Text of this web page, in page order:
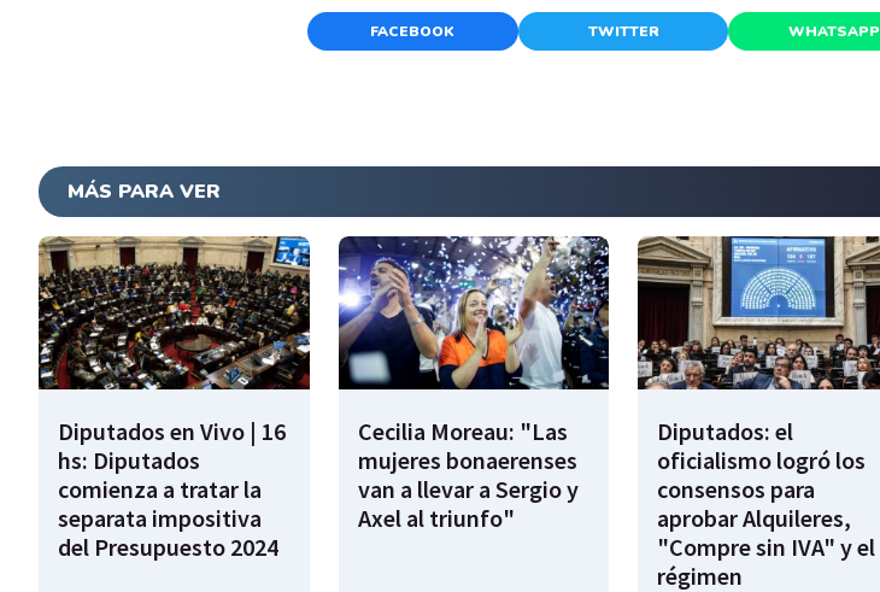
FACEBOOK TWITTER WHATSAPP
MÁS PARA VER
Diputados en Vivo | 16
hs: Diputados
comienza a tratar la
separata impositiva
del Presupuesto 2024
Cecilia Moreau: "Las
mujeres bonaerenses
van a llevar a Sergio y
Axel al triunfo"
Diputados: el
oficialismo logró los
consensos para
aprobar Alquileres,
"Compre sin IVA" y el
régimen